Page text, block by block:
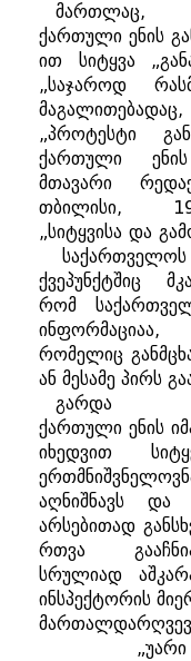
მართლაც,
ქართული ენის
ით
სიტყვა „
„საჯაროდ
მაგალითებადაც,
„პროტესტი
ქართული
ენის
მთავარი
თბილისი,
„სიტყვისა და
საქართველოს
ქვეპუნქტშიც
რომ
ინფორმაციაა,
რომელიც
ან მესამე პირს
გარდა
ქართული ენის
იხედვით
აღნიშნავს
და
არსებითად
რთვა
სრულიად
ინსპექტორის
„უარი